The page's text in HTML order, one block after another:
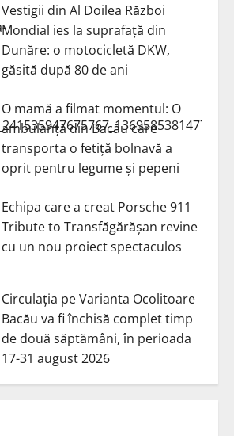
Vestigii din Al Doilea Război
Mondial ies la suprafață din
Dunăre: o motocicletă DKW,
găsită după 80 de ani
O mamă a filmat momentul: O
ambulanță din Bacău care
transporta o fetiță bolnavă a
oprit pentru legume și pepeni
Echipa care a creat Porsche 911
Tribute to Transfăgărășan revine
cu un nou proiect spectaculos
Circulația pe Varianta Ocolitoare
Bacău va fi închisă complet timp
de două săptămâni, în perioada
17-31 august 2026